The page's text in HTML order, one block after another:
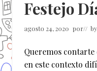
Festejo
agosto 24, 2020 por// by
Queremos
en este contexto